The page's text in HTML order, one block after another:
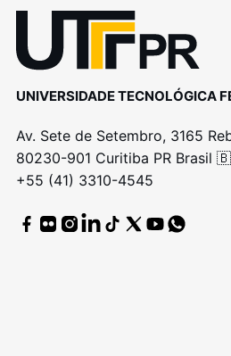
UNIVERSIDADE TECNOLÓGICA
Av. Sete de Setembro, 3165
80230-901 Curitiba PR Brasil
+55 (41) 3310-4545